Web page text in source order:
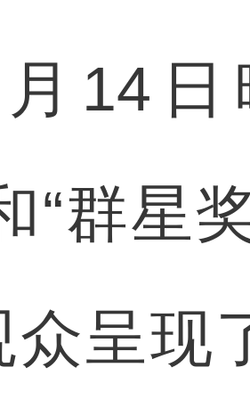
14日
“群星
众呈现